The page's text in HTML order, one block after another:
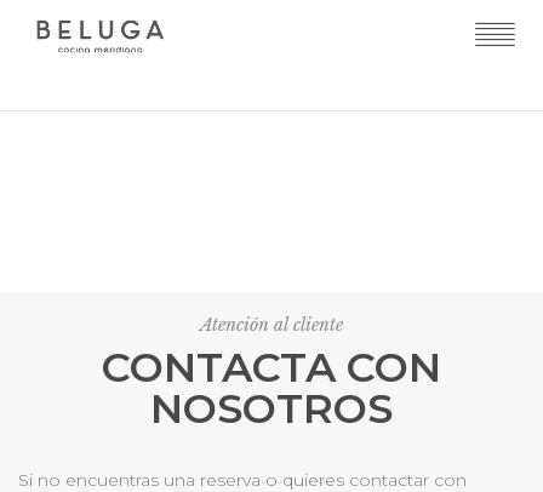
CONTACTA CON
NOSOTROS
Atención al cliente
Si no encuentras una reserva o quieres contactar con